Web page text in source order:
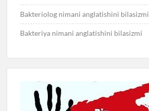
Bakteriolog nimani anglatishini bilasizmi
Bakteriya nimani anglatishini bilasizmi